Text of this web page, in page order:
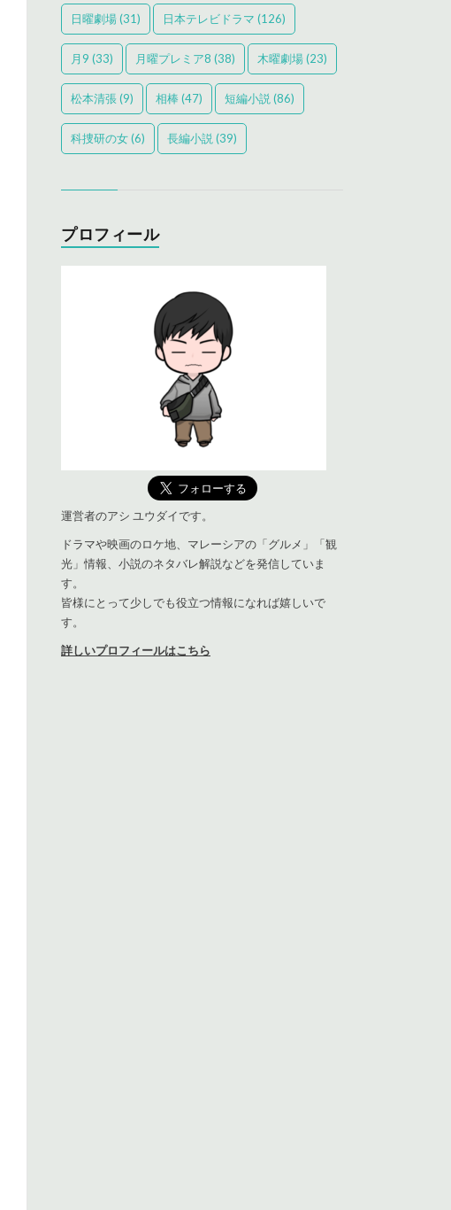
日曜劇場(31) 日本テレビドラマ (126)
月9 (33) 月曜プレミア8 (38) 木曜劇場(23)
松本清張(9) 相棒(47) 短編小説 (86)
科捜研の女(6) 長編小説 (39)
プロフィール
運営者のアシ ユウダイです。
ドラマや映画のロケ地、マレーシアの「グルメ」「観
光」情報、小説のネタバレ解説などを発信していま
す。
皆様にとって少しでも役立つ情報になれば嬉しいで
す。
詳しいプロフィールはこちら